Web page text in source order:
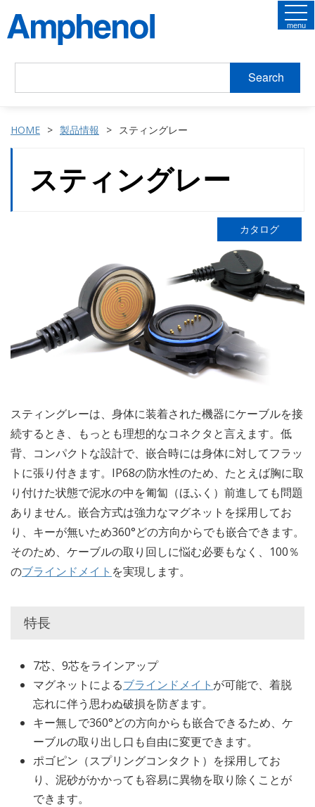
Search
menu
HOME 製品情報 スティングレー
スティングレー
カタログ
スティングレーは、身体に装着された機器にケーブルを接
続するとき、もっとも理想的なコネクタと言えます。低
背、コンパクトな設計で、嵌合時には身体に対してフラッ
トに張り付きます。IP68の防水性のため、たとえば胸に取
り付けた状態で泥水の中を匍匐（ほふく）前進しても問題
ありません。嵌合方式は強力なマグネットを採用してお
り、キーが無いため360°どの方向からでも嵌合できます。
そのため、ケーブルの取り回しに悩む必要もなく、100％
のブラインドメイト を実現します。
特長
7芯、9芯をラインアップ
マグネットによるブラインドメイト が可能で、着脱
忘れに伴う思わぬ破損を防ぎます。
キー無しで360°どの方向からも嵌合できるため、ケ
ーブルの取り出し口も自由に変更できます。
ポゴピン（スプリングコンタクト）を採用してお
り、泥砂がかかっても容易に異物を取り除くことが
できます。